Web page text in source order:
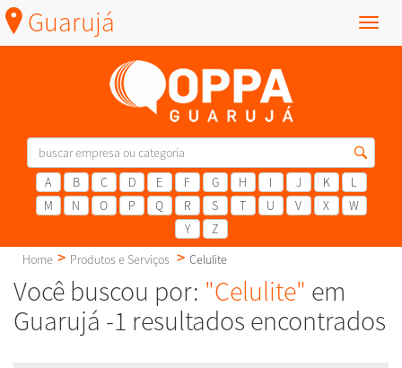
Menu
Guarujá
A B C D E F G H I J K
L
M
N O P Q R S T U V X
W
Y
Z
Home
Produtos e Serviços Celulite
Você buscou por: "Celulite" em
Guarujá -1 resultados encontrados